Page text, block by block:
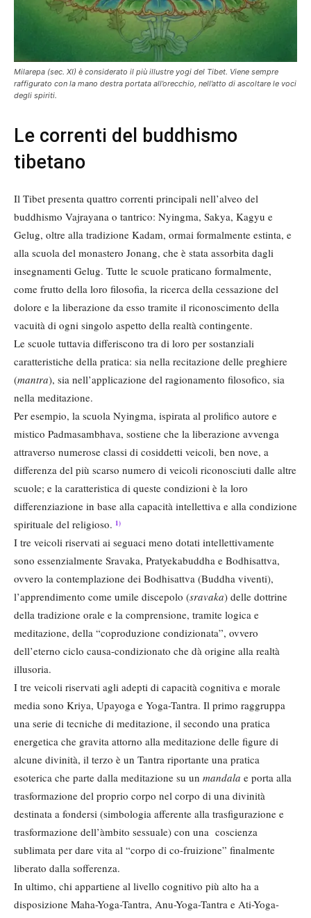
Milarepa (sec. XI) è considerato il più illustre yogi del Tibet. Viene sempre
raffigurato con la mano destra portata all’orecchio, nell’atto di ascoltare le voci
degli spiriti.
Le correnti del buddhismo
tibetano
Il Tibet presenta quattro correnti principali nell’alveo del
buddhismo Vajrayana o tantrico: Nyingma, Sakya, Kagyu e
Gelug, oltre alla tradizione Kadam, ormai formalmente estinta, e
alla scuola del monastero Jonang, che è stata assorbita dagli
insegnamenti Gelug. Tutte le scuole praticano formalmente,
come frutto della loro filosofia, la ricerca della cessazione del
dolore e la liberazione da esso tramite il riconoscimento della
vacuità di ogni singolo aspetto della realtà contingente.
Le scuole tuttavia differiscono tra di loro per sostanziali
caratteristiche della pratica: sia nella recitazione delle preghiere
(mantra), sia nell’applicazione del ragionamento filosofico, sia
nella meditazione.
Per esempio, la scuola Nyingma, ispirata al prolifico autore e
mistico Padmasambhava, sostiene che la liberazione avvenga
attraverso numerose classi di cosiddetti veicoli, ben nove, a
differenza del più scarso numero di veicoli riconosciuti dalle altre
scuole; e la caratteristica di queste condizioni è la loro
differenziazione in base alla capacità intellettiva e alla condizione
spirituale del religioso. 1)
I tre veicoli riservati ai seguaci meno dotati intellettivamente
sono essenzialmente Sravaka, Pratyekabuddha e Bodhisattva,
ovvero la contemplazione dei Bodhisattva (Buddha viventi),
l’apprendimento come umile discepolo (sravaka) delle dottrine
della tradizione orale e la comprensione, tramite logica e
meditazione, della “coproduzione condizionata”, ovvero
dell’eterno ciclo causa-condizionato che dà origine alla realtà
illusoria.
I tre veicoli riservati agli adepti di capacità cognitiva e morale
media sono Kriya, Upayoga e Yoga-Tantra. Il primo raggruppa
una serie di tecniche di meditazione, il secondo una pratica
energetica che gravita attorno alla meditazione delle figure di
alcune divinità, il terzo è un Tantra riportante una pratica
esoterica che parte dalla meditazione su un mandala e porta alla
trasformazione del proprio corpo nel corpo di una divinità
destinata a fondersi (simbologia afferente alla trasfigurazione e
trasformazione dell’àmbito sessuale) con una coscienza
sublimata per dare vita al “corpo di co-fruizione” finalmente
liberato dalla sofferenza.
In ultimo, chi appartiene al livello cognitivo più alto ha a
disposizione Maha-Yoga-Tantra, Anu-Yoga-Tantra e Ati-Yoga-